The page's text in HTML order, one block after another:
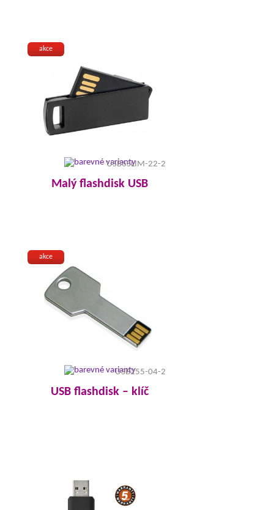
akce
USB6SLIM-22-2
Malý flashdisk USB
akce
USB255-04-2
USB flashdisk – klíč